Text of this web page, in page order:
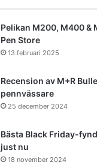
Pelikan M200, M400 &
Pen Store
13 februari 2025
Recension av M+R
pennvässare
25 december 2024
Bästa Black Friday-
just nu
18 november 2024